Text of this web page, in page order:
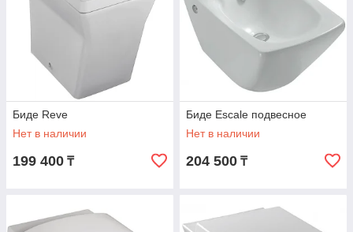
Биде Reve
Нет в наличии
199 400 ₸
Биде Escale подвесное
Нет в наличии
204 500 ₸